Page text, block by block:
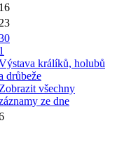
16
23
1
králíků, holubů
drůbeže
Zobrazit všechny
ze dne